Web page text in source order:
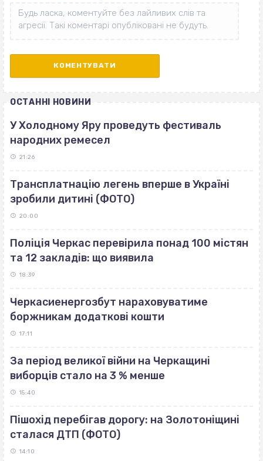
ОСТАННІ НОВИНИ
У Холодному Яру проведуть фестиваль
народних ремесел
21:26
Трансплатнацію легень вперше в Україні
зробили дитині (ФОТО)
20:00
Поліція Черкас перевірила понад 100 містян
та 12 закладів: що виявила
18:39
Черкасиенергозбут нараховуватиме
боржникам додаткові кошти
17:11
За період великої війни на Черкащині
виборців стало на 3 % менше
15:40
Пішохід перебігав дорогу: на Золотоніщині
сталася ДТП (ФОТО)
14:10